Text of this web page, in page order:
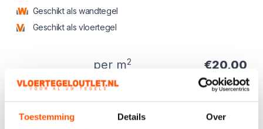
Toestemming Details Over
Geschikt als wandtegel
Geschikt als vloertegel
per m2 €20,00
Product informatie
Productbeschrijving